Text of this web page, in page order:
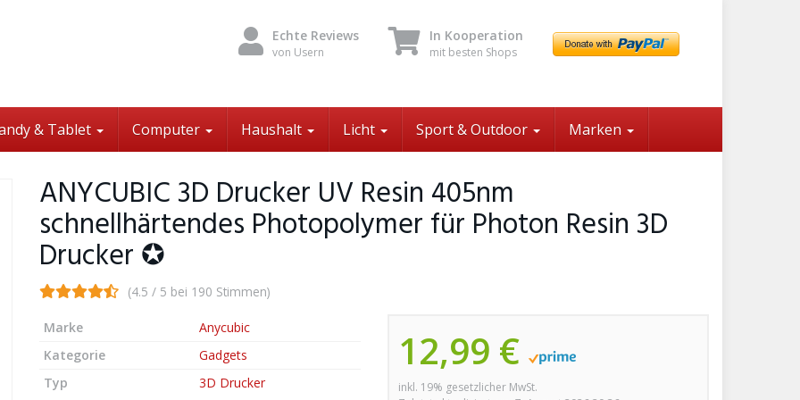
Echte Reviews
von Usern
In Kooperation
mit besten Shops
& Tablet Computer Haushalt Licht Sport & Outdoor Marken
ANYCUBIC 3D Drucker UV Resin 405nm
schnellhärtendes Photopolymer für Photon Resin 3D
Drucker ✪
(4.5 / 5 bei 190 Stimmen)
12,99 €
inkl. 19% gesetzlicher MwSt.
Marke
Anycubic
Kategorie
Gadgets
Typ
3D Drucker